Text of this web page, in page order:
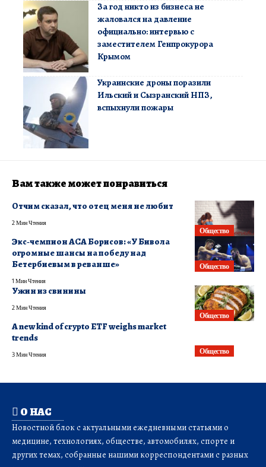
За год никто из бизнеса не
жаловался на давление
официально: интервью с
заместителем Генпрокурора
Крымом
Украинские дроны поразили
Ильский и Сызранский НПЗ,
вспыхнули пожары
Вам также может понравиться
Общество
Отчим сказал, что отец меня не любит
2 Мин Чтения
Общество
Экс‑чемпион ACA Борисов: «У Бивола
огромные шансы на победу над
Бетербиевым в реванше»
1 Мин Чтения
Общество
Ужин из свинины
2 Мин Чтения
Общество
A new kind of crypto ETF weighs market
trends
3 Мин Чтения
О НАС
Новостной блок с актуальными ежедневными статьями о
медицине, технологиях, обществе, автомобилях, спорте и
других темах, собранные нашими корреспондентами с разных